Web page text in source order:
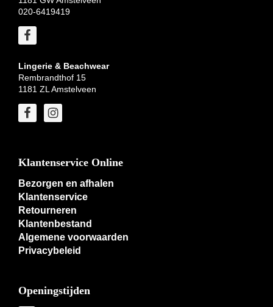
020-6419419
Lingerie & Beachwear
Rembrandthof 15
1181 ZL Amstelveen
Klantenservice Online
Bezorgen en afhalen
Klantenservice
Retourneren
Klantenbestand
Algemene voorwaarden
Privacybeleid
Openingstijden